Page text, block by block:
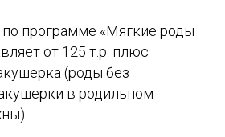
программе «Мягкие роды
от 125 т.р. плюс
(роды без
в родильном